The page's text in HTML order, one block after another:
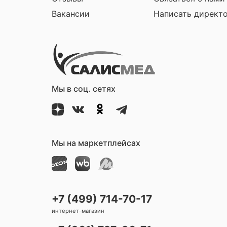
Вакансии
Написать
Мы в соц. сетях
Мы на маркетплейсах
+7 (499) 714-70-17
интернет-магазин